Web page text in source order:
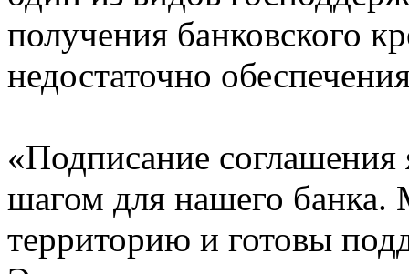
получения банковского
недостаточно
«Подписание
шагом для нашего
территорию и готовы